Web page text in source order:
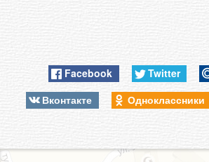
Facebook Twitter
Вконтакте
Одноклассники